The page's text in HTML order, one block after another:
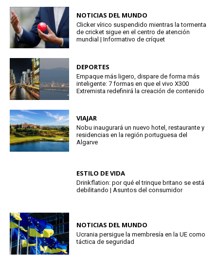
NOTICIAS DEL MUNDO
Clicker vírico suspendido mientras la tormenta
de cricket sigue en el centro de atención
mundial | Informativo de críquet
DEPORTES
Empaque más ligero, dispare de forma más
inteligente: 7 formas en que el vivo X300
Extremista redefinirá la creación de contenido
VIAJAR
Nobu inaugurará un nuevo hotel, restaurante y
residencias en la región portuguesa del
Algarve
ESTILO DE VIDA
Drinkflation: por qué el trinque britano se está
debilitando | Asuntos del consumidor
NOTICIAS DEL MUNDO
Ucrania persigue la membresía en la UE como
táctica de seguridad